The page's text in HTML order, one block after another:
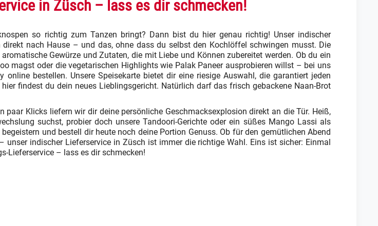
in Züsch – lass es dir schmecken!
so richtig zum Tanzen bringt? Dann bist du hier genau richtig! Unser indischer
nach Hause – und das, ohne dass du selbst den Kochlöffel schwingen musst. Die
Gewürze und Zutaten, die mit Liebe und Können zubereitet werden. Ob du ein
magst oder die vegetarischen Highlights wie Palak Paneer ausprobieren willst – bei uns
bestellen. Unsere Speisekarte bietet dir eine riesige Auswahl, die garantiert jeden
findest du dein neues Lieblingsgericht. Natürlich darf das frisch gebackene Naan-Brot
Klicks liefern wir dir deine persönliche Geschmacksexplosion direkt an die Tür. Heiß,
suchst, probier doch unsere Tandoori-Gerichte oder ein süßes Mango Lassi als
und bestell dir heute noch deine Portion Genuss. Ob für den gemütlichen Abend
indischer Lieferservice in Züsch ist immer die richtige Wahl. Eins ist sicher: Einmal
Lieferservice – lass es dir schmecken!